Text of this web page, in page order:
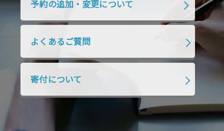
2018年7月 2018年6月
2018年4月 2018年3月 2018年2月
2018年1月 2017年12月
2017年10月 2017年9月 2017年8月
2017年5月
予約の追加・変更について
よくあるご質問
寄付について